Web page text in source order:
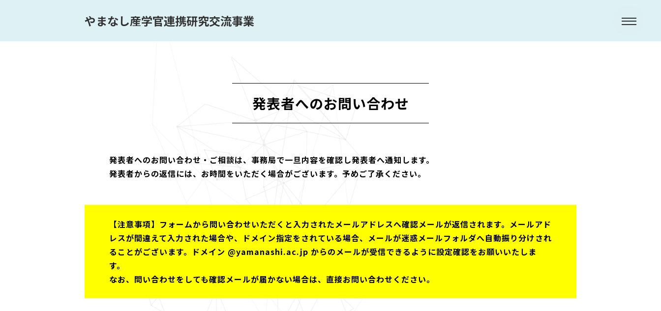
やまなし産学官連携研究交流事業
発表者へのお問い合わせ
発表者へのお問い合わせ・ご相談は、事務局で一旦内容を確認し発表者へ通知します。
発表者からの返信には、お時間をいただく場合がございます。予めご了承ください。
【注意事項】フォームから問い合わせいただくと入力されたメールアドレスへ確認メールが返信されます。メールアド
レスが間違えて入力された場合や、ドメイン指定をされている場合、メールが迷惑メールフォルダへ自動振り分けされ
ることがございます。ドメイン @yamanashi.ac.jp からのメールが受信できるように設定確認をお願いいたしま
す。
なお、問い合わせをしても確認メールが届かない場合は、直接お問い合わせください。